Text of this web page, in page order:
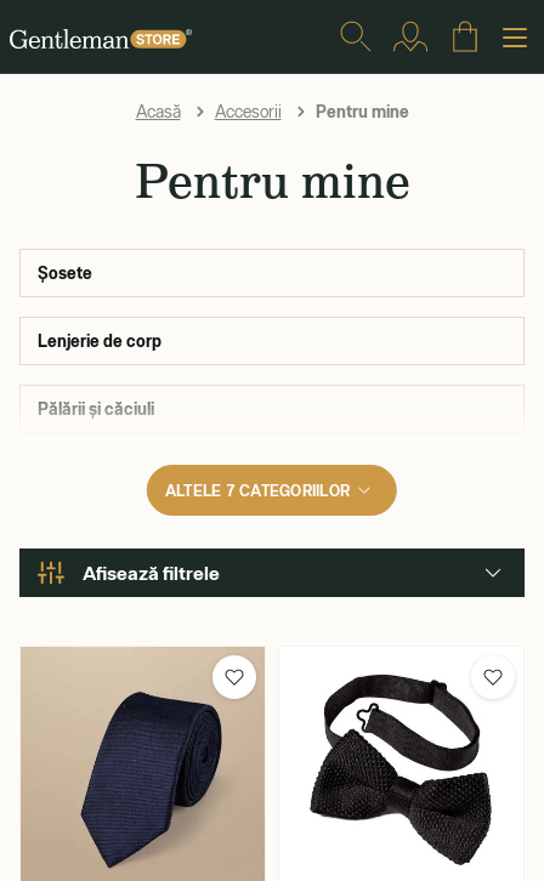
Acasă Accesorii Pentru mine
Pentru mine
Șosete
Lenjerie de corp
Pălării și căciuli
ALTELE 7 CATEGORIILOR
Afisează filtrele
Berwick
Charles Tyrwhitt
House of Amanda Christensen
Joshua Ellis 1767